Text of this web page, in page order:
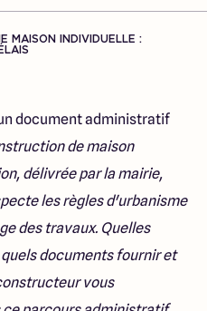
MAISON INDIVIDUELLE :
document administratif
de maison
délivrée par la mairie,
les règles d'urbanisme
des travaux. Quelles
documents fournir et
vous